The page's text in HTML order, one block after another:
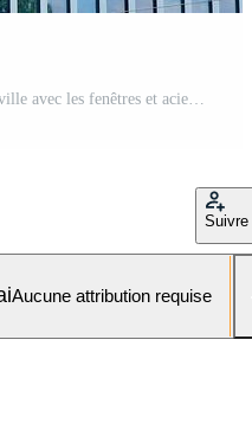
Suivre
Aucune attribution requise